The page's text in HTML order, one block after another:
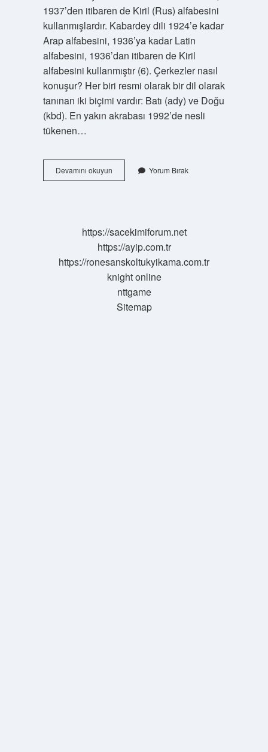
1937’den itibaren de Kiril (Rus) alfabesini
kullanmışlardır. Kabardey dili 1924’e kadar
Arap alfabesini, 1936’ya kadar Latin
alfabesini, 1936’dan itibaren de Kiril
alfabesini kullanmıştır (6). Çerkezler nasıl
konuşur? Her biri resmi olarak bir dil olarak
tanınan iki biçimi vardır: Batı (ady) ve Doğu
(kbd). En yakın akrabası 1992’de nesli
tükenen…
Devamını okuyunÇerkesler
Hangi
Yorum Bırak
https://sacekimiforum.net
https://ayip.com.tr
https://ronesanskoltukyikama.com.tr
knight online
nttgame
Sitemap